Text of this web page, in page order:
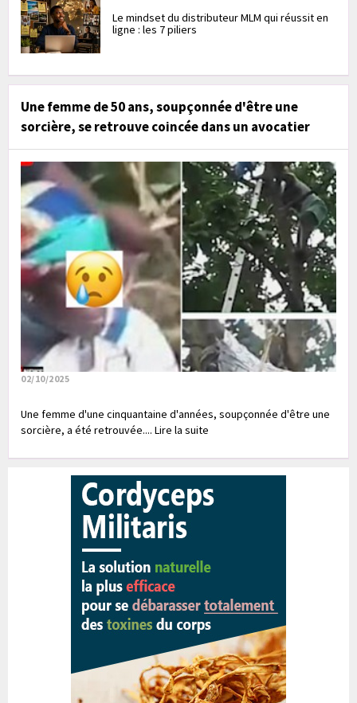
Le mindset du distributeur MLM qui réussit en
ligne : les 7 piliers
Une femme de 50 ans, soupçonnée d'être une
sorcière, se retrouve coincée dans un avocatier
02/10/2025
Une femme d'une cinquantaine d'années, soupçonnée d'être une
sorcière, a été retrouvée.... Lire la suite